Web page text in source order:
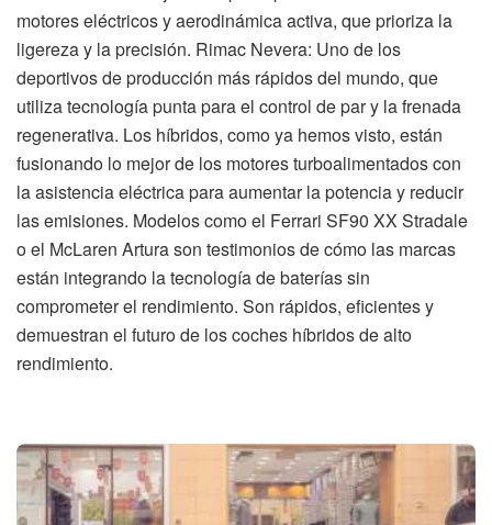
motores eléctricos y aerodinámica activa, que prioriza la
ligereza y la precisión. Rimac Nevera: Uno de los
deportivos de producción más rápidos del mundo, que
utiliza tecnología punta para el control de par y la frenada
regenerativa. Los híbridos, como ya hemos visto, están
fusionando lo mejor de los motores turboalimentados con
la asistencia eléctrica para aumentar la potencia y reducir
las emisiones. Modelos como el Ferrari SF90 XX Stradale
o el McLaren Artura son testimonios de cómo las marcas
están integrando la tecnología de baterías sin
comprometer el rendimiento. Son rápidos, eficientes y
demuestran el futuro de los coches híbridos de alto
rendimiento.